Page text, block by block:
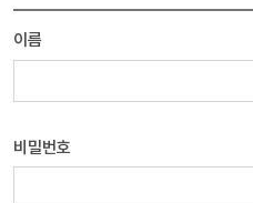
이름
비밀번호